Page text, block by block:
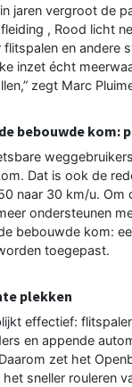
jaren vergroot de
, Rood licht
flitspalen en
inzet écht
zegt Marc
bebouwde
Dat is ook de
naar 30 km/u.
ondersteunen
bebouwde kom:
toegepast.
plekken
effectief:
en appende
zet het
sneller rouleren